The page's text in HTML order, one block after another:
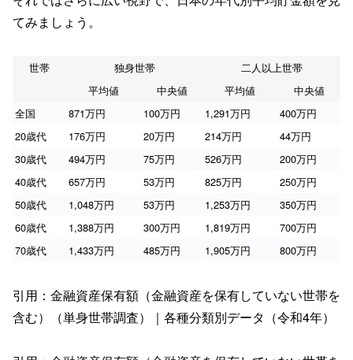
てみましょう。
世帯 独身世帯
二人以上世帯
平均値
中央値 平均値
中央値
全国
871万円 100万円 1,291万円
400万円
20歳代
176万円 20万円 214万円
44万円
30歳代
494万円 75万円 526万円
200万円
40歳代
657万円 53万円 825万円
250万円
50歳代
1,048万円 53万円 1,253万円
350万円
60歳代
1,388万円 300万円 1,819万円
700万円
70歳代
1,433万円 485万円 1,905万円 800万円
引用：金融資産保有額（金融資産を保有していない世帯を
含む）（単身世帯調査）｜各種分類別データ（令和4年）